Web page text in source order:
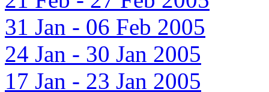
31 Jan - 06 Feb 2005
24 Jan - 30 Jan 2005
17 Jan - 23 Jan 2005